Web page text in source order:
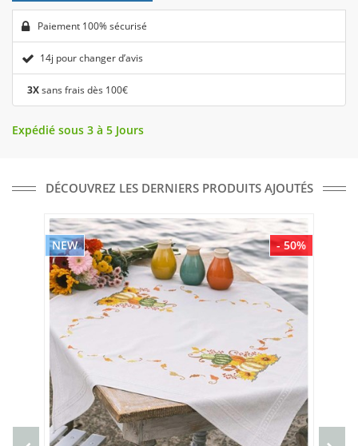
Paiement 100% sécurisé
14j pour changer d’avis
3Xsans frais dès 100€
Expédié sous 3 à 5 Jours
DÉCOUVREZ LES DERNIERS PRODUITS AJOUTÉS
- 50%
NEW